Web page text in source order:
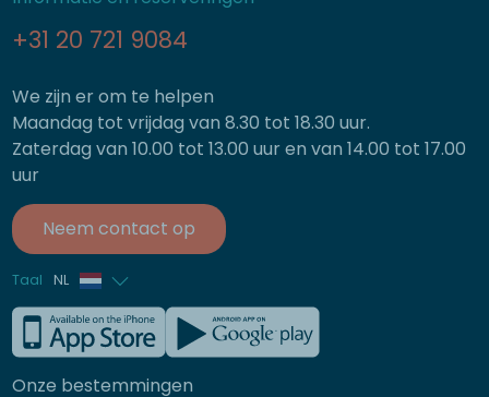
+31 20 721 9084
We zijn er om te helpen
Maandag tot vrijdag van 8.30 tot 18.30 uur.
Zaterdag van 10.00 tot 13.00 uur en van 14.00 tot 17.00
uur
Neem contact op
Taal NL
Frans
Engels
Onze bestemmingen